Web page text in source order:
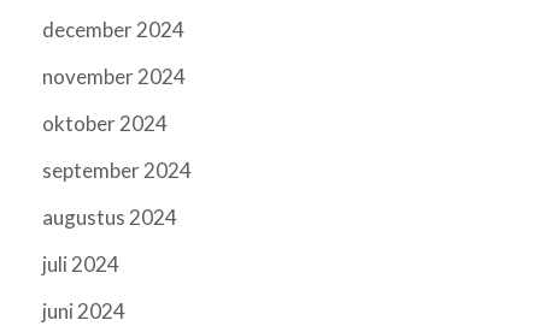
december 2024
november 2024
oktober 2024
september 2024
augustus 2024
juli 2024
juni 2024